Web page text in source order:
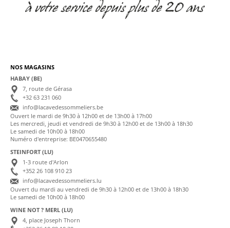
NOS MAGASINS
HABAY (BE)
7, route de Gérasa
+32 63 231 060
info@lacavedessommeliers.be
Ouvert le mardi de 9h30 à 12h00 et de 13h00 à 17h00
Les mercredi, jeudi et vendredi de 9h30 à 12h00 et de 13h00 à 18h30
Le samedi de 10h00 à 18h00
Numéro d'entreprise: BE0470655480
STEINFORT (LU)
1-3 route d'Arlon
+352 26 108 910 23
info@lacavedessommeliers.lu
Ouvert du mardi au vendredi de 9h30 à 12h00 et de 13h00 à 18h30
Le samedi de 10h00 à 18h00
WINE NOT ? MERL (LU)
4, place Joseph Thorn